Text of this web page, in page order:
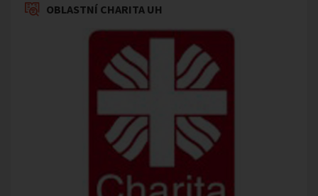
OBLASTNÍ CHARITA UH